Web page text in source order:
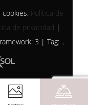
cookies. Política de
de privacidad |
3 | Tag: ..